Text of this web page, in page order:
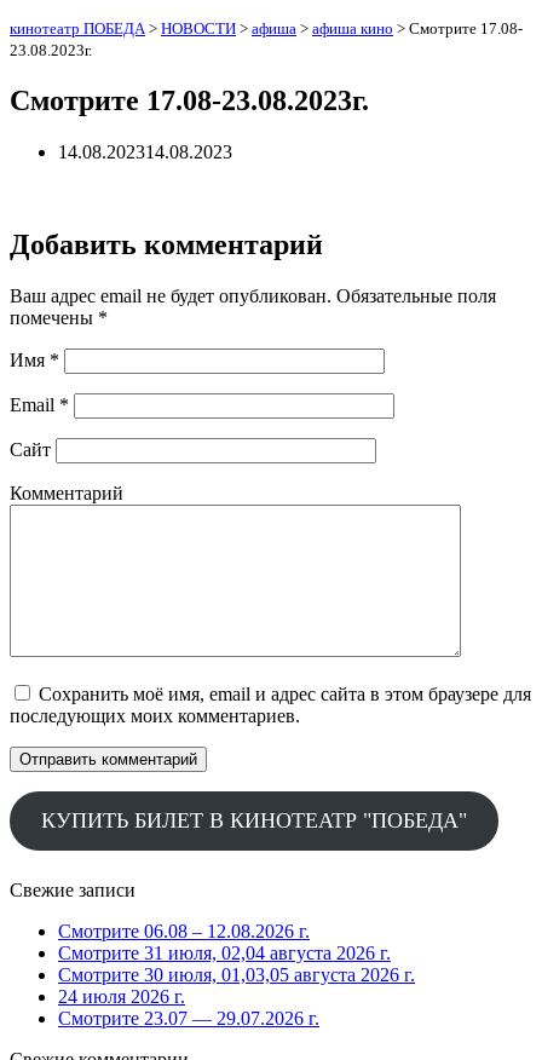
кинотеатр ПОБЕДА> НОВОСТИ > афиша > афиша кино > Смотрите 17.08-
23.08.2023г.
Смотрите 17.08-23.08.2023г.
14.08.202314.08.2023
Добавить комментарий
Ваш адрес email не будет опубликован. Обязательные поля
помечены *
Имя *
Email *
Сайт
Комментарий
Сохранить моё имя, email и адрес сайта в этом браузере для
последующих моих комментариев.
КУПИТЬ БИЛЕТ В КИНОТЕАТР "ПОБЕДА"
Свежие записи
Смотрите 06.08 – 12.08.2026 г.
Смотрите 31 июля, 02,04 августа 2026 г.
Смотрите 30 июля, 01,03,05 августа 2026 г.
24 июля 2026 г.
Смотрите 23.07 — 29.07.2026 г.